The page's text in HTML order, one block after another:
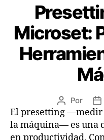
Microset:
Por
El presetting —medir
la máquina— es una
en productividad.